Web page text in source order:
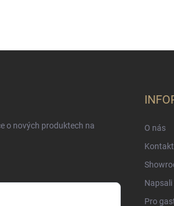
o nových produktech na
O nás
Kontakt
Napsali
Pro